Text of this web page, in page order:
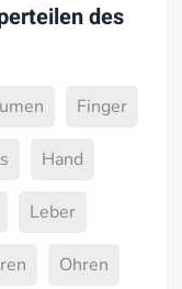
des
Finger
Hand
Leber
Ohren